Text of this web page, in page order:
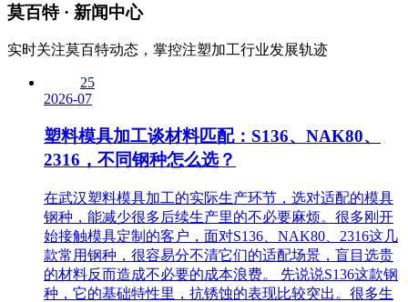
莫百特· 新闻中心
实时关注莫百特动态，掌控注塑加工行业发展轨迹
25
2026-07
塑料模具加工谈材料匹配：S136、NAK80、
2316，不同钢种怎么选？
在武汉塑料模具加工的实际生产环节，选对适配的模具
钢种，能减少很多后续生产里的不必要麻烦。很多刚开
始接触模具定制的客户，面对S136、NAK80、2316这几
款常用钢种，很容易分不清它们的适配场景，盲目选贵
的材料反而造成不必要的成本浪费。 先说说S136这款钢
种，它的基础特性里，抗锈蚀的表现比较突出。很多生